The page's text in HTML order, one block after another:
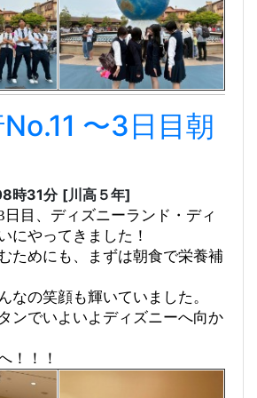
〜3日目朝
時31分 [川高５年]
目、ディズニーランド・ディ
にやってきました！
ためにも、まずは朝食で栄養補
なの笑顔も輝いていました。
ンでいよいよディズニーへ向か
！！！